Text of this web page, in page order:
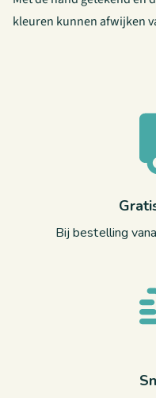
kleuren kunnen afwijken
Bij bestelling